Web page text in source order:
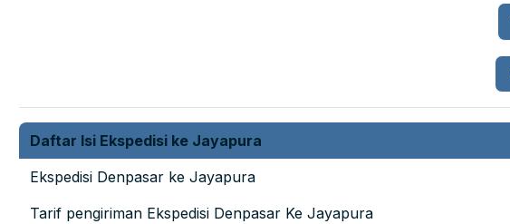
Daftar Isi Ekspedisi ke Jayapura
Ekspedisi Denpasar ke Jayapura
Tarif pengiriman Ekspedisi Denpasar Ke Jayapura